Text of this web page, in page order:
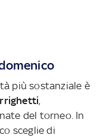
più sostanziale è
,
del torneo. In
sceglie di